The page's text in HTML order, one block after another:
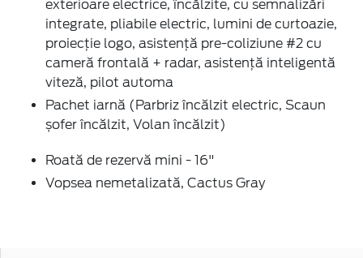
exterioare electrice, încălzite, cu semnalizări
integrate, pliabile electric, lumini de curtoazie,
proiecție logo, asistență pre-coliziune #2 cu
cameră frontală + radar, asistență inteligentă
viteză, pilot automa
Pachet iarnă (Parbriz încălzit electric, Scaun
șofer încălzit, Volan încălzit)
Roată de rezervă mini - 16"
Vopsea nemetalizată, Cactus Gray